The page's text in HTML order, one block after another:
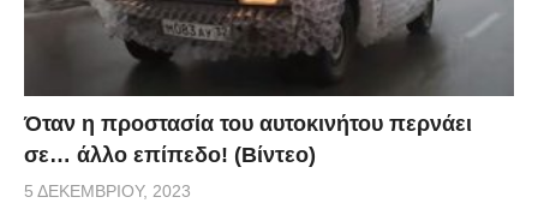
Όταν η προστασία του αυτοκινήτου περνάει
σε… άλλο επίπεδο! (Βίντεο)
5 ΔΕΚΕΜΒΡΊΟΥ, 2023